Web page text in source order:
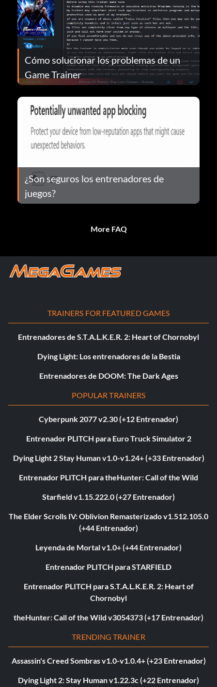
Cómo solucionar los problemas de un
Game Trainer
¿Son seguros los entrenadores de
juegos?
More FAQ
TRAINERS FOR FEATURED GAMES
Entrenadores de S.T.A.L.K.E.R. 2: Heart of Chornobyl
Dying Light: Los entrenadores de la Bestia
Entrenadores de DOOM: The Dark Ages
POPULAR TRAINERS
Cyberpunk 2077 v2.30 (+12 Entrenador)
Entrenador PLITCH para Euro Truck Simulator 2
Dying Light 2 Stay Human v1.0-v1.24+ (+33 Entrenador)
Entrenador PLITCH para theHunter: Call of the Wild
Starfield v1.15.222.0 (+27 Entrenador)
The Elder Scrolls IV: Oblivion Remasterizado v1.512.105.0
(+44 Entrenador)
Leyenda de Mortal v1.0+ (+44 Entrenador)
Entrenador PLITCH para STARFIELD
Entrenador PLITCH para S.T.A.L.K.E.R. 2: Heart of
Chornobyl
theHunter: Call of the Wild v3054373 (+17 Entrenador)
TRENDING TRAINER
Assassin's Creed Sombras v1.0-v1.0.4+ (+23 Entrenador)
Dying Light 2: Stay Human v1.22.3c (+22 Entrenador)